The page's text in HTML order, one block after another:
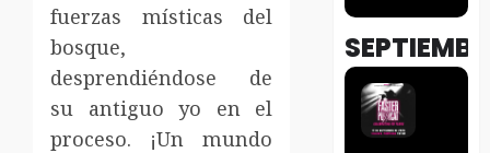
fuerzas místicas del
bosque,
desprendiéndose de
su antiguo yo en el
proceso. ¡Un mundo